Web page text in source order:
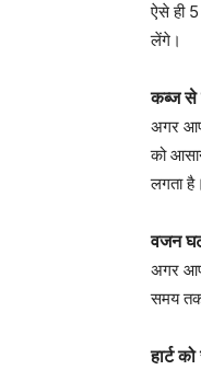
ऐसे ही
लेंगे।
कब्ज से
अगर आप
को
लगता है।
वजन
अगर
समय तक
हार्ट